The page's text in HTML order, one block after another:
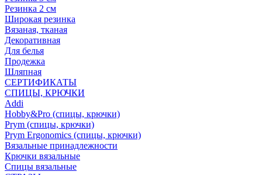
Резинка 2 см
Широкая резинка
Вязаная, тканая
Декоративная
Для белья
Продежка
Шляпная
СЕРТИФИКАТЫ
СПИЦЫ, КРЮЧКИ
Addi
Hobby&Pro (спицы, крючки)
Prym (спицы, крючки)
Prym Ergonomics (спицы, крючки)
Вязальные принадлежности
Крючки вязальные
Спицы вязальные